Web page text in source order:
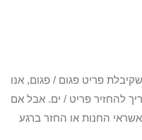
לא קיבלו תוך 30 יום או שקיבלת פריט פגום / פגום, אנו
להחזיר פריט / ים. אבל אם
החנות או החזר ברגע